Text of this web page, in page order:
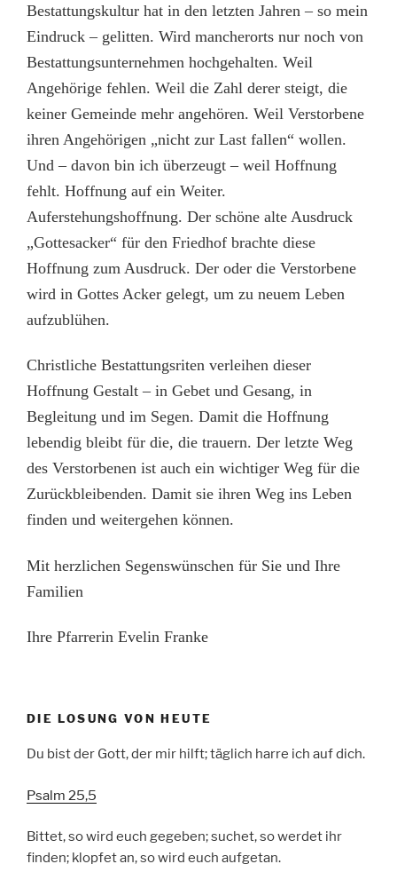
Bestattungskultur hat in den letzten Jahren – so mein
Eindruck – gelitten. Wird mancherorts nur noch von
Bestattungsunternehmen hochgehalten. Weil
Angehörige fehlen. Weil die Zahl derer steigt, die
keiner Gemeinde mehr angehören. Weil Verstorbene
ihren Angehörigen „nicht zur Last fallen“ wollen.
Und – davon bin ich überzeugt – weil Hoffnung
fehlt. Hoffnung auf ein Weiter.
Auferstehungshoffnung. Der schöne alte Ausdruck
„Gottesacker“ für den Friedhof brachte diese
Hoffnung zum Ausdruck. Der oder die Verstorbene
wird in Gottes Acker gelegt, um zu neuem Leben
aufzublühen.
Christliche Bestattungsriten verleihen dieser
Hoffnung Gestalt – in Gebet und Gesang, in
Begleitung und im Segen. Damit die Hoffnung
lebendig bleibt für die, die trauern. Der letzte Weg
des Verstorbenen ist auch ein wichtiger Weg für die
Zurückbleibenden. Damit sie ihren Weg ins Leben
finden und weitergehen können.
Mit herzlichen Segenswünschen für Sie und Ihre
Familien
Ihre Pfarrerin Evelin Franke
DIE LOSUNG VON HEUTE
Du bist der Gott, der mir hilft; täglich harre ich auf dich.
Psalm 25,5
Bittet, so wird euch gegeben; suchet, so werdet ihr
finden; klopfet an, so wird euch aufgetan.